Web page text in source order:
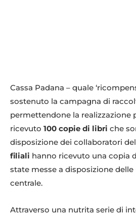
Cassa Padana – quale
sostenuto la campagna di
permettendone la realizzazione
ricevuto 100 copie di libri che
disposizione dei collaboratori
filiali hanno ricevuto una copia
state messe a disposizione
centrale.
Attraverso una nutrita serie di